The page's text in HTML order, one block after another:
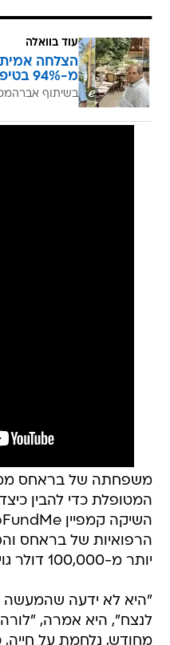
עוד בוואלה
הצלחה
מ-94% בטיפולי הרזיה
בשיתוף
משפחתה של בראחס
המטופלת כדי להבין
הרפואיות של בראחס
יותר מ-100,000 דולר גויסו נכון לשעה זאת.
"היא לא ידעה שהמעשה
לנצח", היא אמרה, "לורה
מחודש, נלחמת על חייה,